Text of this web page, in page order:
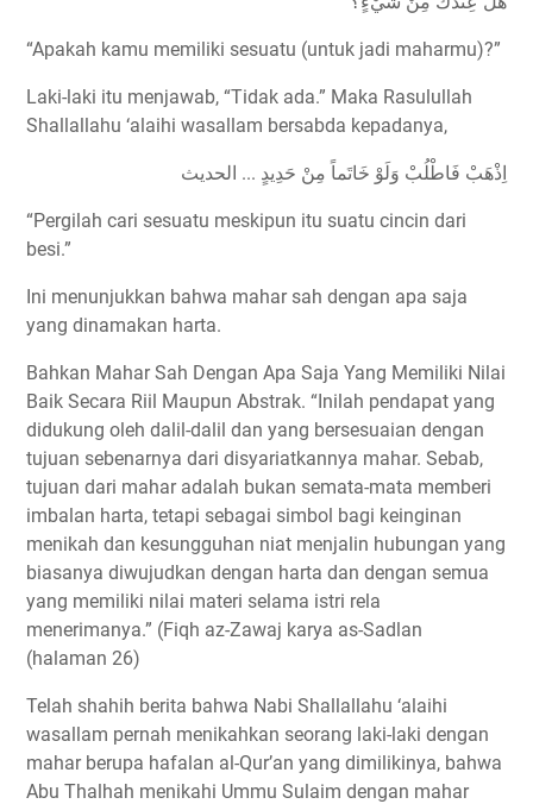
“Apakah kamu memiliki sesuatu (untuk jadi maharmu)?”
Laki-laki itu menjawab, “Tidak ada.” Maka Rasulullah
Shallallahu ‘alaihi wasallam bersabda kepadanya,
اِذْهَبْ فَاطْلُبْ وَلَوْ خَاتَماً مِنْ حَدِيدٍ ... الحديث
“Pergilah cari sesuatu meskipun itu suatu cincin dari
besi.”
Ini menunjukkan bahwa mahar sah dengan apa saja
yang dinamakan harta.
Bahkan Mahar Sah Dengan Apa Saja Yang Memiliki Nilai
Baik Secara Riil Maupun Abstrak. “Inilah pendapat yang
didukung oleh dalil-dalil dan yang bersesuaian dengan
tujuan sebenarnya dari disyariatkannya mahar. Sebab,
tujuan dari mahar adalah bukan semata-mata memberi
imbalan harta, tetapi sebagai simbol bagi keinginan
menikah dan kesungguhan niat menjalin hubungan yang
biasanya diwujudkan dengan harta dan dengan semua
yang memiliki nilai materi selama istri rela
menerimanya.” (Fiqh az-Zawaj karya as-Sadlan
(halaman 26)
Telah shahih berita bahwa Nabi Shallallahu ‘alaihi
wasallam pernah menikahkan seorang laki-laki dengan
mahar berupa hafalan al-Qur’an yang dimilikinya, bahwa
Abu Thalhah menikahi Ummu Sulaim dengan mahar